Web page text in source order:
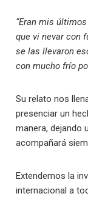
“Eran mis
que vi nevar con
se las llevaron
con mucho frío
Su relato nos
presenciar un
manera, dejando
acompañará
Extendemos la
internacional a